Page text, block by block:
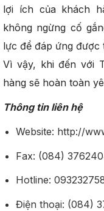
lợi ích của khách
không ngừng cố
lực để đáp ứng được
Vì vậy, khi đến với
hàng sẽ hoàn toàn
Thông tin liên hệ
Website: http://
Fax: (084)
Hotline:
Điện thoại: (084)